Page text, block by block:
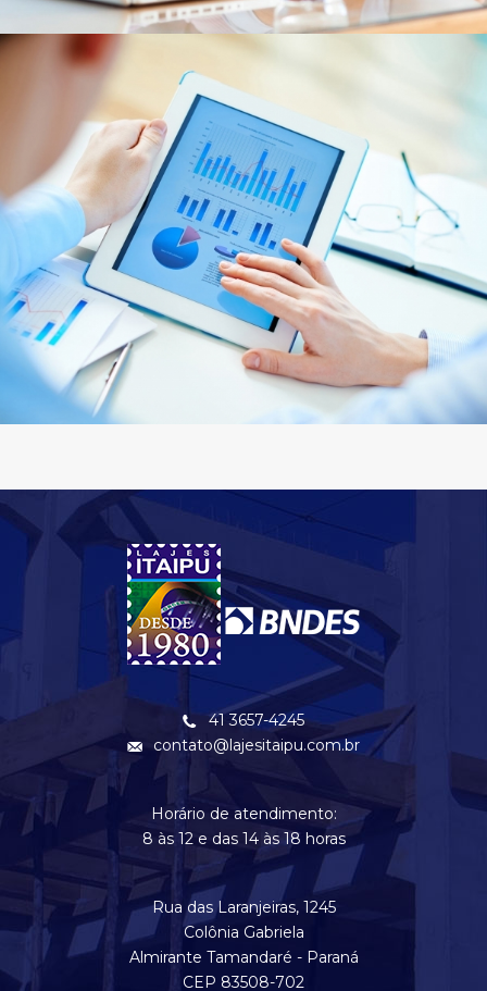
41 3657-4245
contato@lajesitaipu.com.br
Horário de atendimento:
8 às 12 e das 14 às 18 horas
Rua das Laranjeiras, 1245
Colônia Gabriela
Almirante Tamandaré - Paraná
CEP 83508-702